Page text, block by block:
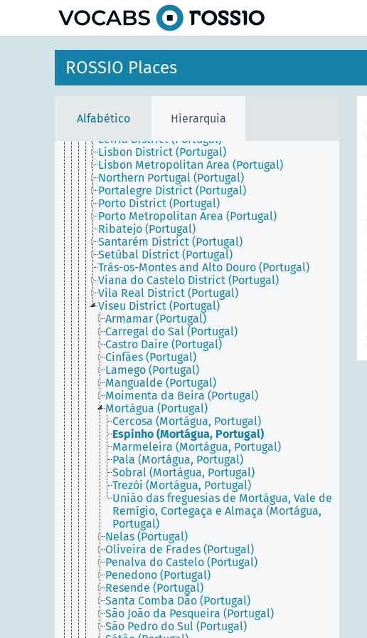
ROSSIO Places
Alfabético Hierarquia
Braga District (Portugal)
Bragança District (Portugal)
Castelo Branco District (Portugal)
Central Portugal (Portugal)
Coimbra District (Portugal)
Entre Douro e Minho (Portugal)
Estremadura (Portugal)
Évora District (Portugal)
Faro District (Portugal)
Guarda District (Portugal)
Leiria District (Portugal)
Lisbon District (Portugal)
Lisbon Metropolitan Area (Portugal)
Northern Portugal (Portugal)
Portalegre District (Portugal)
Porto District (Portugal)
Porto Metropolitan Area (Portugal)
Ribatejo (Portugal)
Santarém District (Portugal)
Setúbal District (Portugal)
Trás-os-Montes and Alto Douro (Portugal)
Viana do Castelo District (Portugal)
Vila Real District (Portugal)
Viseu District (Portugal)
Armamar (Portugal)
Carregal do Sal (Portugal)
Castro Daire (Portugal)
Cinfães (Portugal)
Lamego (Portugal)
Mangualde (Portugal)
Moimenta da Beira (Portugal)
Mortágua (Portugal)
Cercosa (Mortágua, Portugal)
Espinho (Mortágua, Portugal)
Marmeleira (Mortágua, Portugal)
Pala (Mortágua, Portugal)
Sobral (Mortágua, Portugal)
Trezói (Mortágua, Portugal)
União das freguesias de Mortágua, Vale de
Remígio, Cortegaça e Almaça (Mortágua,
Portugal)
Nelas (Portugal)
Oliveira de Frades (Portugal)
Penalva do Castelo (Portugal)
Penedono (Portugal)
Resende (Portugal)
Santa Comba Dão (Portugal)
São João da Pesqueira (Portugal)
São Pedro do Sul (Portugal)